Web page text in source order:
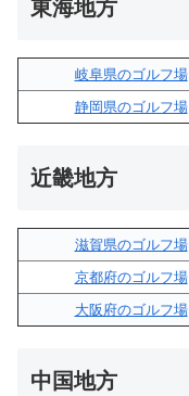
東海地方
岐阜県のゴルフ場
静岡県のゴルフ場
近畿地方
滋賀県のゴルフ場
京都府のゴルフ場
大阪府のゴルフ場
中国地方